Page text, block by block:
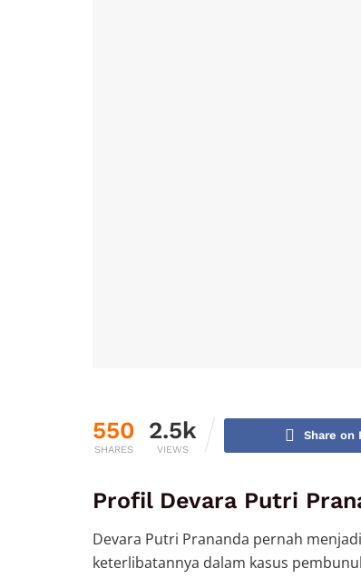
550
SHARES
2.5k
VIEWS
Share on
Profil Devara Putri
Devara Putri Prananda pernah
keterlibatannya dalam kasus